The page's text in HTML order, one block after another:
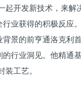
起开发新技术，来
业获得的积极反应。
景的前亨通洛克利
行业洞见。他精通
工艺。